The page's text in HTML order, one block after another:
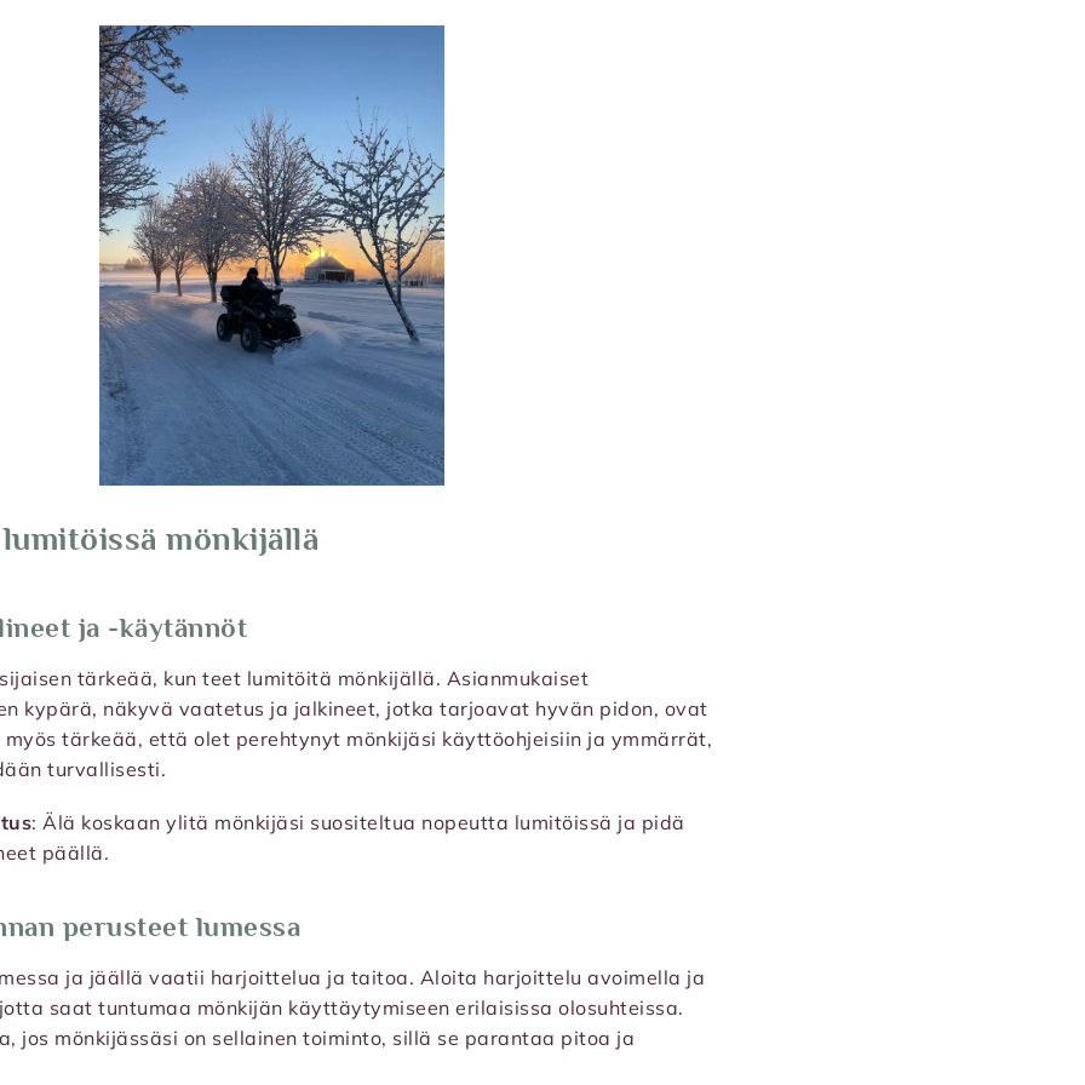
mönkijällä
ja -käytännöt
tärkeää, kun teet lumitöitä mönkijällä. Asianmukaiset
kypärä, näkyvä vaatetus ja jalkineet, jotka tarjoavat hyvän pidon, ovat
tärkeää, että olet perehtynyt mönkijäsi käyttöohjeisiin ja ymmärrät,
turvallisesti.
: Älä koskaan ylitä mönkijäsi suositeltua nopeutta lumitöissä ja pidä
päällä.
perusteet lumessa
ja jäällä vaatii harjoittelua ja taitoa. Aloita harjoittelu avoimella ja
saat tuntumaa mönkijän käyttäytymiseen erilaisissa olosuhteissa.
jos mönkijässäsi on sellainen toiminto, sillä se parantaa pitoa ja